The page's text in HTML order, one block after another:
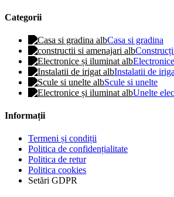
Categorii
Casa si gradina
Instalatii de
Scule si unelte
Unelte
Informații
Termeni și condiții
Politica de confidențialitate
Politica de retur
Politica cookies
Setări GDPR